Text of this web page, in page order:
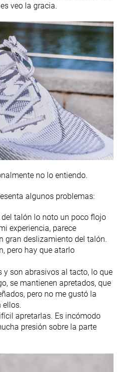
veo la gracia.
no lo entiendo.
algunos problemas:
del talón lo noto un poco flojo
experiencia, parece
gran deslizamiento del talón.
pero hay que atarlo
y son abrasivos al tacto, lo que
se mantienen apretados, que
pero no me gustó la
ellos.
apretarlas. Es incómodo
presión sobre la parte